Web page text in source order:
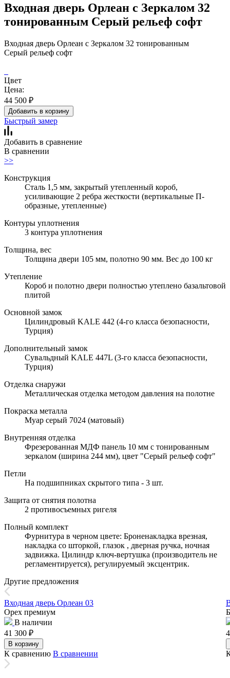
Входная дверь Орлеан с Зеркалом 32
тонированным Серый рельеф софт
Входная дверь Орлеан с Зеркалом 32 тонированным
Серый рельеф софт
Цвет
Цена:
44 500 ₽
Добавить в корзину
Быстрый замер
Добавить в сравнение
В сравнении
>>
Конструкция
Сталь 1,5 мм, закрытый утепленный короб,
усиливающие 2 ребра жесткости (вертикальные П-
образные, утепленные)
Контуры уплотнения
3 контура уплотнения
Толщина, вес
Толщина двери 105 мм, полотно 90 мм. Вес до 100 кг
Утепление
Короб и полотно двери полностью утеплено базальтовой
плитой
Основной замок
Цилиндровый KALE 442 (4-го класса безопасности,
Турция)
Дополнительный замок
Сувальдный KALE 447L (3-го класса безопасности,
Турция)
Отделка снаружи
Металлическая отделка методом давления на полотне
Покраска металла
Муар серый 7024 (матовый)
Внутренняя отделка
Фрезерованная МДФ панель 10 мм с тонированным
зеркалом (ширина 244 мм), цвет "Серый рельеф софт"
Петли
На подшипниках скрытого типа - 3 шт.
Защита от снятия полотна
2 противосъемных ригеля
Полный комплект
Фурнитура в черном цвете: Броненакладка врезная,
накладка со шторкой, глазок , дверная ручка, ночная
задвижка. Цилиндр ключ-вертушка (производитель не
регламентируется), регулируемый эксцентрик.
Другие предложения
Входная дверь Орлеан 03
Орех премиум
В наличии
41 300 ₽
В корзину
К сравнению В сравнении